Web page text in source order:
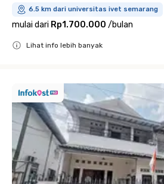
6.5 km dari universitas ivet semarang
mulai dari Rp1.700.000 /bulan
Lihat info lebih banyak